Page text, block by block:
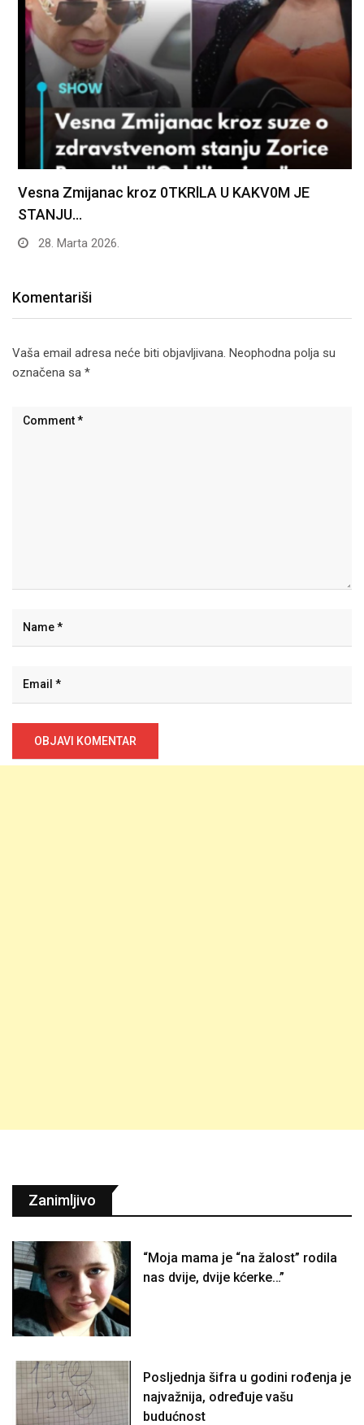
Vesna Zmijanac kroz 0TKRlLA U KAKV0M JE
STANJU…
28. Marta 2026.
Komentariši
Vaša email adresa neće biti objavljivana. Neophodna polja su
označena sa *
Zanimljivo
“Moja mama je “na žalost” rodila
nas dvije, dvije kćerke…”
Posljednja šifra u godini rođenja je
najvažnija, određuje vašu
budućnost